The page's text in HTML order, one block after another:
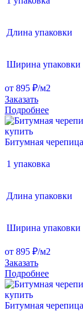
Длина упаковки
Ширина упаковки
от 895 ₽/м2
Заказать
Подробнее
Битумная
1 упаковка
Длина упаковки
Ширина упаковки
от 895 ₽/м2
Заказать
Подробнее
Битумная